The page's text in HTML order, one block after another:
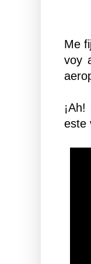
Me
voy
este